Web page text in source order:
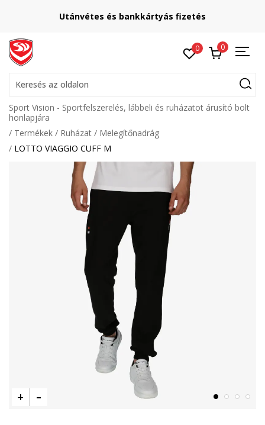
Utánvétes és bankkártyás fizetés
0 0
Keresés az oldalon
Sport Vision - Sportfelszerelés, lábbeli és ruházatot árusító bolt
honlapjára
Termékek
Ruházat
Melegítőnadrág
LOTTO VIAGGIO CUFF M